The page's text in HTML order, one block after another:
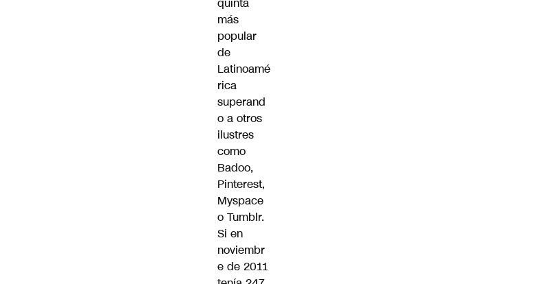
quinta
más
popular
de
Latinoamé
rica
superand
o a otros
ilustres
como
Badoo,
Pinterest,
Myspace
o Tumblr.
Si en
noviembr
e de 2011